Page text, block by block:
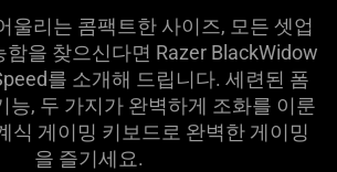
울리는 콤팩트한 사이즈, 모든 셋업
함을 찾으신다면 Razer BlackWidow
를 소개해 드립니다. 세련된 폼
능, 두 가지가 완벽하게 조화를 이룬
식 게이밍 키보드로 완벽한 게이밍
을 즐기세요.